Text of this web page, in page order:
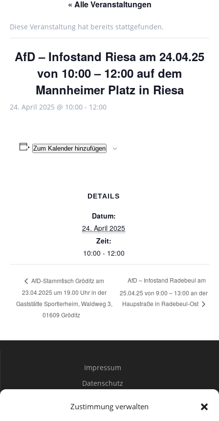
Zustimmung verwalten
« Alle Veranstaltungen
Diese Veranstaltung hat bereits stattgefunden.
AfD – Infostand Riesa am 24.04.25
von 10:00 – 12:00 auf dem
Mannheimer Platz in Riesa
24. April 2025 @ 10:00 - 12:00
Zum Kalender hinzufügen
DETAILS
Datum:
24. April 2025
Zeit:
10:00 - 12:00
AfD-Stammtisch Gröditz am
23.04.2025 um 19.00 Uhr in der
Gaststätte Sportlerheim, Waldweg 3,
01609 Gröditz
AfD – Infostand Radebeul am
25.04.25 von 9:00 – 13:00 an der
Haupstraße in Radebeul-Ost
Impressum
Datenschutz
Mitwirken